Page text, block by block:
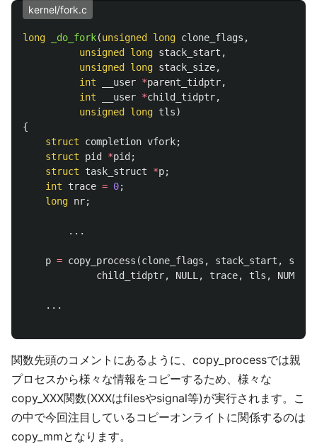
kernel/fork.c
long _do_fork(unsigned long clone_flags ,
unsigned
long stack_start ,
unsigned
long stack_size,
int
__user *parent_tidptr,
int
__user *child_tidptr,
unsigned
long tls)
{
struct
completion vfork;
struct
pid *pid ;
struct
task_struct *p;
int
trace = 0;
long nr;
...
p = copy_process (clone_flags , stack_start ,
child_tidptr, NULL , trace, tls ,
...
関数先頭のコメントにあるように、copy_processでは親
プロセスから様々な情報をコピーするため、様々な
copy_XXX関数(XXXはfilesやsignal等)が実行されます。こ
の中で今回注目しているコピーオンライトに関係するのは
copy_mmとなります。